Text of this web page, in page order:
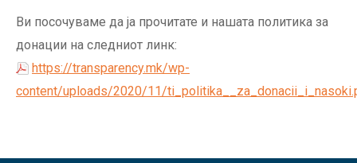
Ви посочуваме да ја прочитате и нашата политика за
донации на следниот линк:
https://transparency.mk/wp-
content/uploads/2020/11/